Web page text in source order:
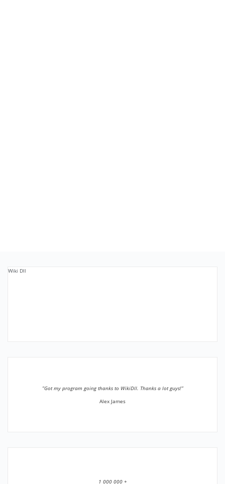
Wiki Dll
”Got my program going thanks to WikiDll. Thanks a lot guys!”
Alex James
1 000 000 +